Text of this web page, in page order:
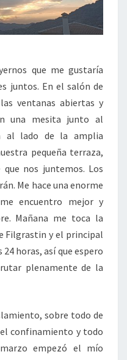
que me gustaría
juntos. En el salón de
ventanas abiertas y
una mesita junto al
al lado de la amplia
pequeña terraza,
nos juntemos. Los
Me hace una enorme
encuentro mejor y
Mañana me toca la
Filgrastin y el principal
horas, así que espero
plenamente de la
sobre todo de
confinamiento y todo
empezó el mío